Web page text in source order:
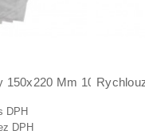
150x220 Mm 100ks
DPH
DPH